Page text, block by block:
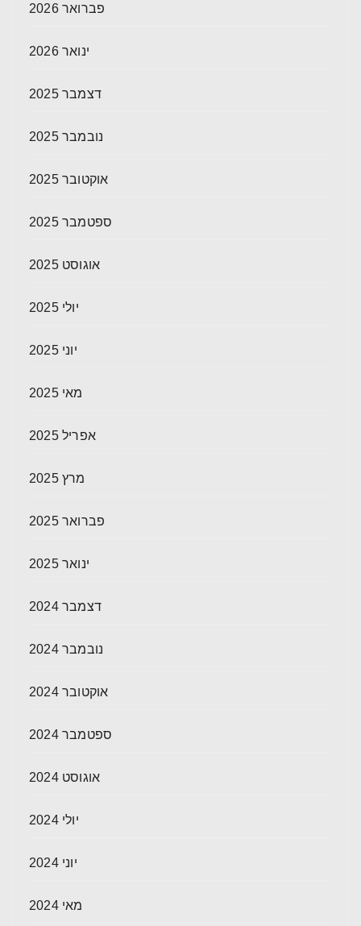
פברואר 2026
ינואר 2026
דצמבר 2025
נובמבר 2025
אוקטובר 2025
ספטמבר 2025
אוגוסט 2025
יולי 2025
יוני 2025
מאי 2025
אפריל 2025
מרץ 2025
פברואר 2025
ינואר 2025
דצמבר 2024
נובמבר 2024
אוקטובר 2024
ספטמבר 2024
אוגוסט 2024
יולי 2024
יוני 2024
מאי 2024